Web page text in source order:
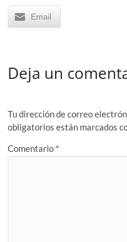
Email
Deja un
Tu dirección de correo
obligatorios están marcados
Comentario *